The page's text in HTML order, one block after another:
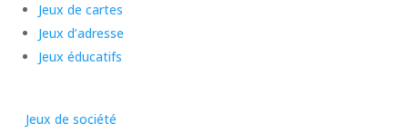
Jeux de cartes
Jeux d’adresse
Jeux éducatifs
Jeux de société